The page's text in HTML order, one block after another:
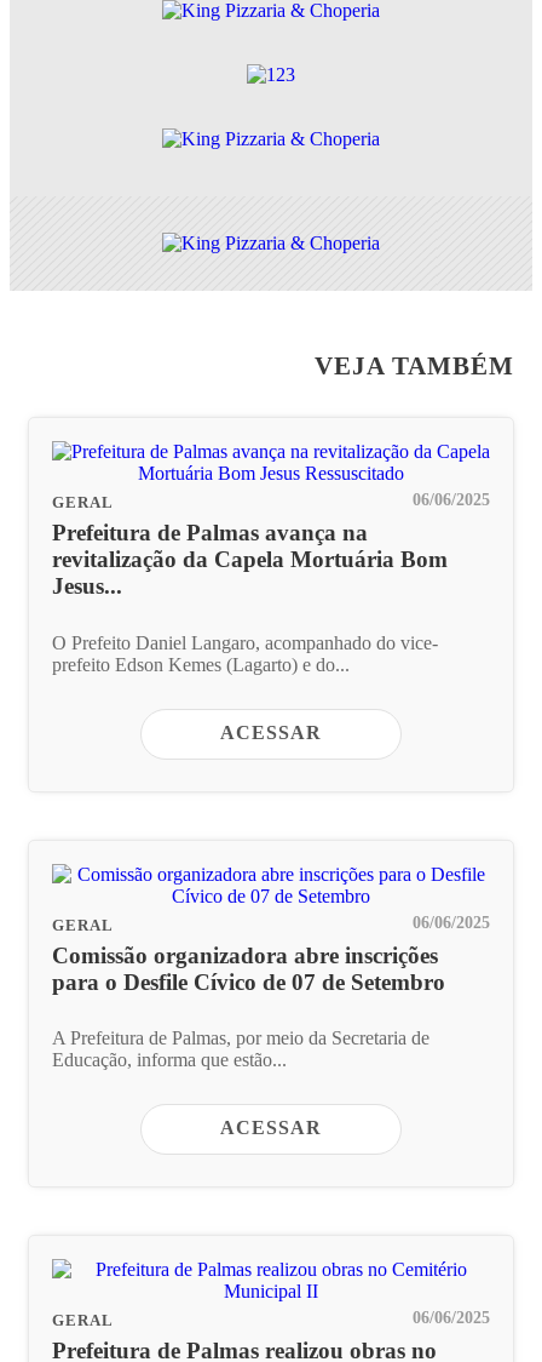
VEJA TAMBÉM
GERAL 06/06/2025
Prefeitura de Palmas avança na
revitalização da Capela Mortuária Bom
Jesus...
O Prefeito Daniel Langaro, acompanhado do vice-
prefeito Edson Kemes (Lagarto) e do...
ACESSAR
GERAL 06/06/2025
Comissão organizadora abre inscrições
para o Desfile Cívico de 07 de Setembro
A Prefeitura de Palmas, por meio da Secretaria de
Educação, informa que estão...
ACESSAR
GERAL 06/06/2025
Prefeitura de Palmas realizou obras no